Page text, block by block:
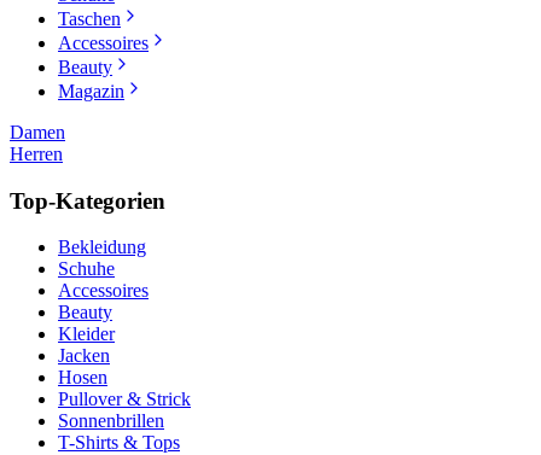
Taschen
Accessoires
Beauty
Magazin
Damen
Herren
Top-Kategorien
Bekleidung
Schuhe
Accessoires
Beauty
Kleider
Jacken
Hosen
Pullover & Strick
Sonnenbrillen
T-Shirts & Tops